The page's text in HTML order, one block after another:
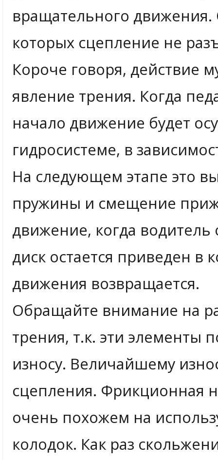
вращательного движения.
которых сцепление не
Короче говоря, действие
явление трения. Когда
начало движение будет
гидросистеме, в
На следующем этапе это
пружины и смещение
движение, когда
диск остается приведен в
движения возвращается.
Обращайте внимание на
трения, т.к. эти элементы
износу. Величайшему
сцепления. Фрикционная
очень похожем на
колодок. Как раз